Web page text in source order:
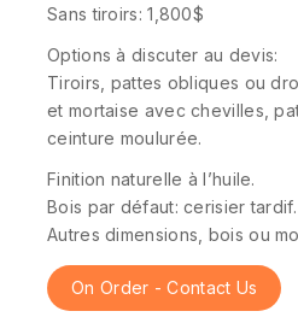
Sans tiroirs: 1,800$
Options à discuter au devis:
Tiroirs, pattes obliques ou
et mortaise avec chevilles,
ceinture moulurée.
Finition naturelle à l’huile.
Bois par défaut: cerisier tardif.
Autres dimensions, bois ou
On Order - Contact Us